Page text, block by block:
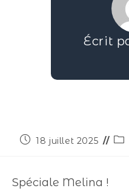
Écrit
18 juillet 2025
Spéciale Melina !